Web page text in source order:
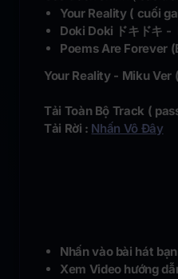
Your Reality ( cuối
Doki Doki ドキドキ
Poems Are Forever
Your Reality - Miku Ver
Tải Toàn Bộ Track (
Tải Rời : Nhấn Vô Đây
Nhấn vào bài hát
Xem Video hướng